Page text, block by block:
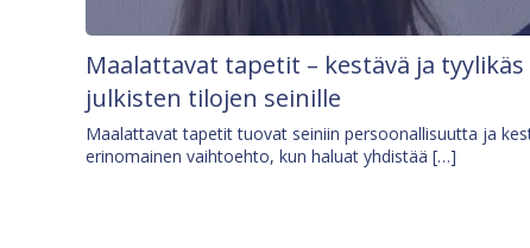
Maalattavat tapetit – kestävä ja
julkisten tilojen seinille
Maalattavat tapetit tuovat seiniin persoonallisuutta ja
erinomainen vaihtoehto, kun haluat yhdistää […]